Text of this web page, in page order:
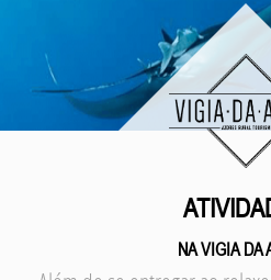
NA VIGIA DA